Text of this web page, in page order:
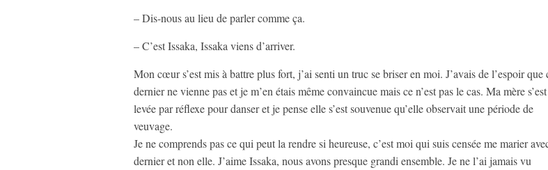
– Dis-nous au lieu de parler comme ça.
– C’est Issaka, Issaka viens d’arriver.
Mon cœur s’est mis à battre plus fort, j’ai senti un truc se briser en moi. J’avais de l’espoir que
dernier ne vienne pas et je m’en étais même convaincue mais ce n’est pas le cas. Ma mère s’est
levée par réflexe pour danser et je pense elle s’est souvenue qu’elle observait une période de
veuvage.
Je ne comprends pas ce qui peut la rendre si heureuse, c’est moi qui suis censée me marier
dernier et non elle. J’aime Issaka, nous avons presque grandi ensemble. Je ne l’ai jamais vu